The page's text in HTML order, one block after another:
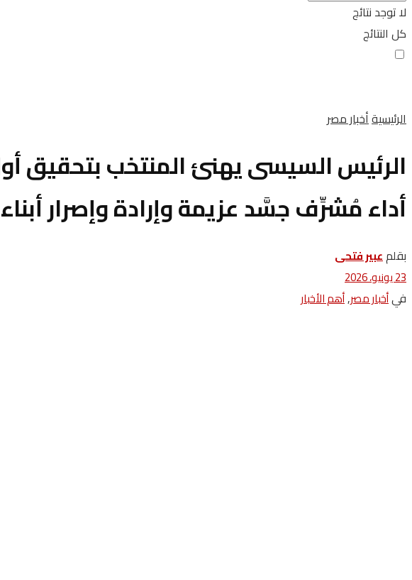
لا توجد نتائج
كل النتائج
الرئيسيةأخبار مصر
الرئيس السيسى يهنئ المنتخب بتحقيق
أداء مُشرِّف جسَّد عزيمة وإرادة وإصرار
بقلمعبير فتحى
23 يونيو، 2026
فيأخبار مصر,أهم الأخبار